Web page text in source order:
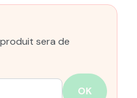
sera de
OK